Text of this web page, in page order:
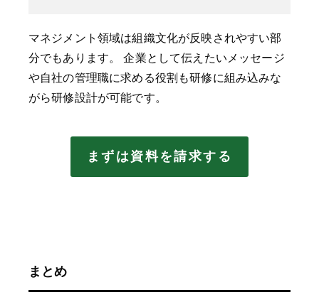
マネジメント領域は組織文化が反映されやすい部
分でもあります。 企業として伝えたいメッセージ
や自社の管理職に求める役割も研修に組み込みな
がら研修設計が可能です。
まずは資料を請求する
まとめ